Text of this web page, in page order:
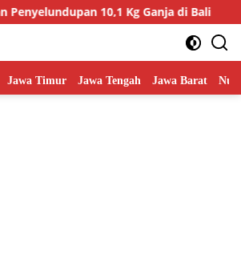
10,1 Kg Ganja di Bali
Jawa Timur Jawa Tengah Jawa Barat